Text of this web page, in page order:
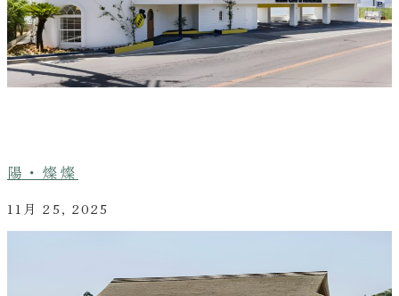
陽・燦燦
11月 25, 2025